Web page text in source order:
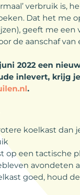
verbruik is,
Dat het me
geeft me
de aanschaf
2022 een
inlevert, krijg
.
koelkast dan
op een tactische
avondeten
goed, houd